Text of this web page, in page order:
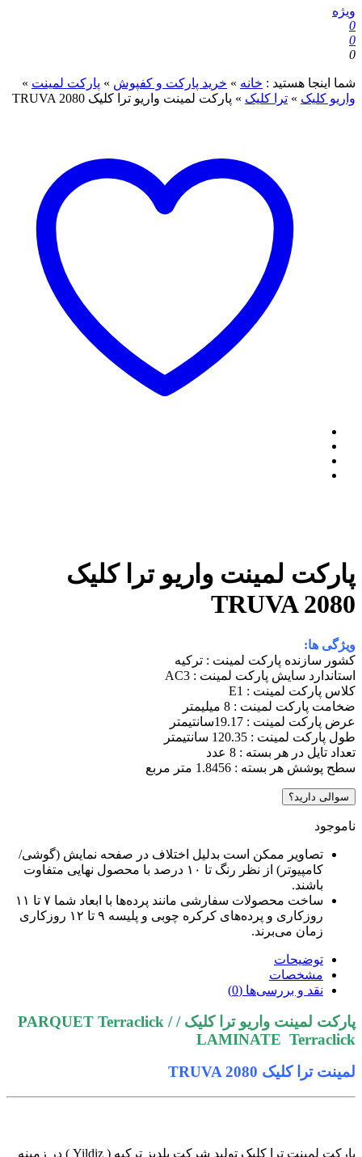
ویژه
0
0
0
شما اینجا هستید : خانه » خرید پارکت و کفپوش » پارکت لمینت »
واریو کلیک » ترا کلیک » پارکت لمینت واریو ترا کلیک TRUVA 2080
پارکت لمینت واریو ترا کلیک
TRUVA 2080
ویژگی ها:
کشور سازنده پارکت لمینت : ترکیه
استاندارد سایش پارکت لمینت : AC3
کلاس پارکت لمینت : E1
ضخامت پارکت لمینت : 8 میلیمتر
عرض پارکت لمینت : 19.17سانتیمتر
طول پارکت لمینت : 120.35 سانتیمتر
تعداد تایل در هر بسته : 8 عدد
سطح پوشش هر بسته : 1.8456 متر مربع
سوالی دارید؟
ناموجود
تصاویر ممکن است بدلیل اختلاف در صفحه نمایش (گوشی/
کامپیوتر) از نظر رنگ تا ۱۰ درصد با محصول نهایی متفاوت
باشند.
ساخت محصولات سفارشی مانند پرده‌ها با ابعاد شما ۷ تا ۱۱
روزکاری و پرده‌های کرکره چوبی و پلیسه ۹ تا ۱۲ روزکاری
زمان می‌برند.
توضیحات
مشخصات
نقد و بررسی‌ها (0)
پارکت لمینت واریو ترا کلیک / PARQUET Terraclick /
LAMINATE Terraclick
لمینت ترا کلیک TRUVA 2080
پارکت لمینت ترا کلیک تولید شرکت یلدیز ترکیه ( Yildiz ) در زمینه